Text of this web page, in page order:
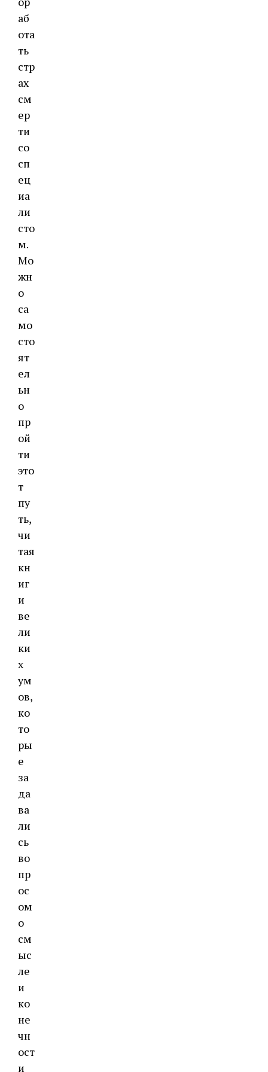
аб
ота
ть
стр
ах
см
ер
ти
со
сп
ец
иа
ли
сто
м.
Мо
жн
о
са
мо
сто
ят
ел
ьн
о
пр
ой
ти
это
т
пу
ть,
чи
тая
кн
иг
и
ве
ли
ки
х
ум
ов,
ко
то
ры
е
за
да
ва
ли
сь
во
пр
ос
ом
о
см
ыс
ле
и
ко
не
чн
ост
и